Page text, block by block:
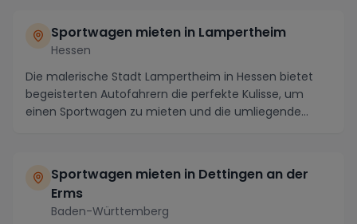
Sportwagen mieten in Lampertheim
Hessen
Die malerische Stadt Lampertheim in Hessen bietet
begeisterten Autofahrern die perfekte Kulisse, um
einen Sportwagen zu mieten und die umliegende
Sportwagen mieten in Dettingen an der
Erms
Baden-Württemberg